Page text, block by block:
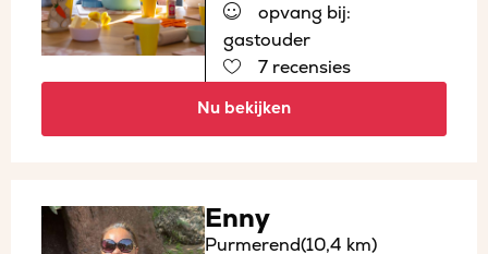
opvang bij:
gastouder
7 recensies
Nu bekijken
Enny
Purmerend(10,4 km)